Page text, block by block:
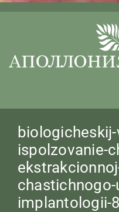
ispolzovanie-
implantologii-